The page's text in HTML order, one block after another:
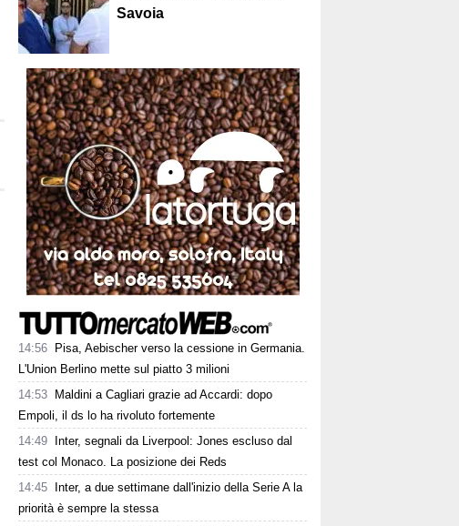
Savoia
14:56
Pisa, Aebischer verso la cessione in Germania.
L'Union Berlino mette sul piatto 3 milioni
14:53
Maldini a Cagliari grazie ad Accardi: dopo
Empoli, il ds lo ha rivoluto fortemente
14:49
Inter, segnali da Liverpool: Jones escluso dal
test col Monaco. La posizione dei Reds
14:45
Inter, a due settimane dall'inizio della Serie A la
priorità è sempre la stessa